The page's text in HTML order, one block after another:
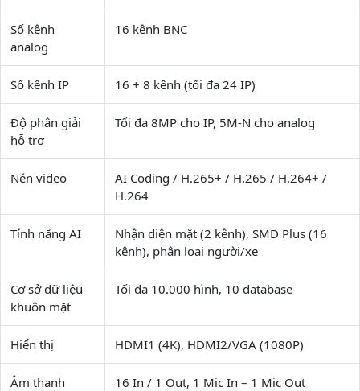
Số kênh
analog
16 kênh BNC
Số kênh IP 16 + 8 kênh (tối đa 24 IP)
Độ phân giải
hỗ trợ
Tối đa 8MP cho IP, 5M-N cho analog
Nén video
AI Coding / H.265+ / H.265 / H.264+ /
H.264
Tính năng AI
Nhận diện mặt (2 kênh), SMD Plus (16
kênh), phân loại người/xe
Cơ sở dữ liệu
khuôn mặt
Tối đa 10.000 hình, 10 database
Hiển thị HDMI1 (4K), HDMI2/VGA (1080P)
Âm thanh 16 In / 1 Out, 1 Mic In – 1 Mic Out